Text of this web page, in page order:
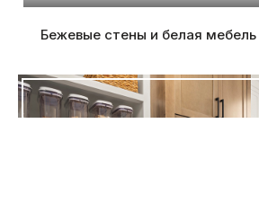
Бежевые стены и белая